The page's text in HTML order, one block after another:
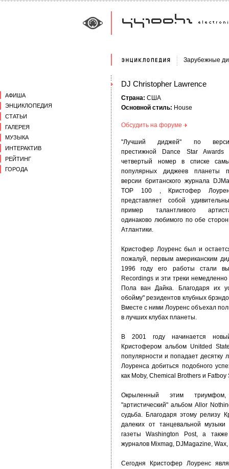
АФИША
ЭНЦИКЛОПЕДИЯ
СТАТЬИ
ГАЛЕРЕЯ
МУЗЫКА
ИНТЕРАКТИВ
РЕЙТИНГ
ГОРОДА
Зарубежные
DJ Christopher Lawrence
Страна: США
Основной стиль: House
Обсудить на форуме
"Лучший диджей" по
престижной Dance Star Awards
четвертый номер в списке
популярных диджеев планеты
версии британского журнала
TOP 100 , Кристофер
представляет собой
пример талантливого
одинаково любимого по обе
Атлантики.
Кристофер Лоуренс был и
пожалуй, первым американским
1996 году его работы стали
Recordings и эти треки
Пола ван Дайка. Благодаря их
обойму" резидентов клубных
Вместе с ними Лоуренс объехал
в лучших клубах планеты.
В 2001 году начинается
Кристофером альбом Unitded
популярности и попадает десятку
Лоуренса добиться подобного
как Moby, Chemical Brothers и Fatboy
Окрыленный этим
"артистический" альбом Allor
судьба. Благодаря этому релизу
далеких от танцевальной
газеты Washington Post, а
журналов Mixmag, DJMagazine, Wax,
Сегодня Кристофер Лоуренс